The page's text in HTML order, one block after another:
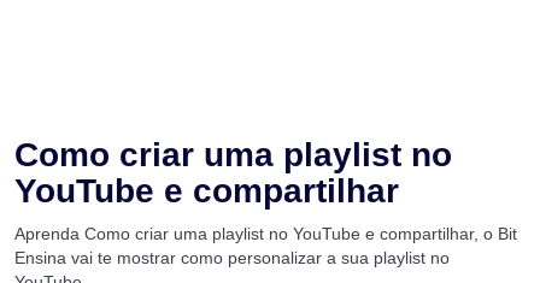
Como criar uma playlist no
YouTube e compartilhar
Aprenda Como criar uma playlist no YouTube e compartilhar, o Bit
Ensina vai te mostrar como personalizar a sua playlist no